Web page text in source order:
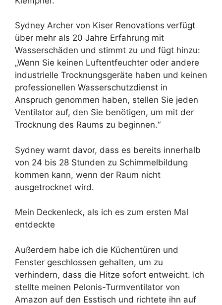
Sydney Archer von Kiser Renovations verfügt
über mehr als 20 Jahre Erfahrung mit
Wasserschäden und stimmt zu und fügt hinzu:
„Wenn Sie keinen Luftentfeuchter oder andere
industrielle Trocknungsgeräte haben und keinen
professionellen Wasserschutzdienst in
Anspruch genommen haben, stellen Sie jeden
Ventilator auf, den Sie benötigen, um mit der
Trocknung des Raums zu beginnen.“
Sydney warnt davor, dass es bereits innerhalb
von 24 bis 28 Stunden zu Schimmelbildung
kommen kann, wenn der Raum nicht
ausgetrocknet wird.
Mein Deckenleck, als ich es zum ersten Mal
entdeckte
Außerdem habe ich die Küchentüren und
Fenster geschlossen gehalten, um zu
verhindern, dass die Hitze sofort entweicht. Ich
stellte meinen Pelonis-Turmventilator von
Amazon auf den Esstisch und richtete ihn auf